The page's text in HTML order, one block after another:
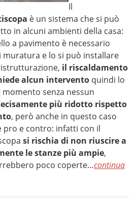
Il
è un sistema che si può
in alcuni ambienti della casa:
a pavimento è necessario
e lo si può installare
il riscaldamento
alcun intervento quindi lo
senza nessun
più ridotto rispetto
, però anche in questo caso
pro e contro: infatti con il
si rischia di non riuscire a
le stanze più ampie,
poco coperte…continua